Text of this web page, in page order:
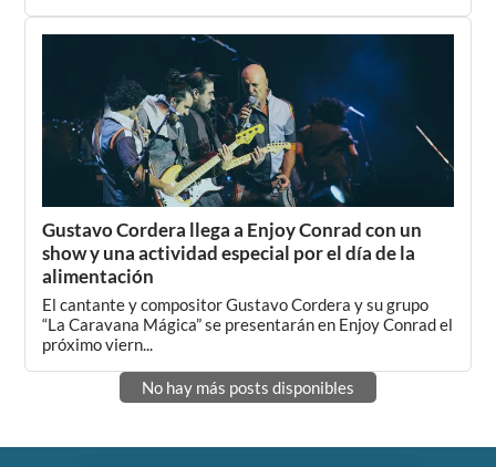
Gustavo Cordera llega a Enjoy Conrad con un
show y una actividad especial por el día de la
alimentación
El cantante y compositor Gustavo Cordera y su grupo
“La Caravana Mágica” se presentarán en Enjoy Conrad el
próximo viern...
No hay más posts disponibles